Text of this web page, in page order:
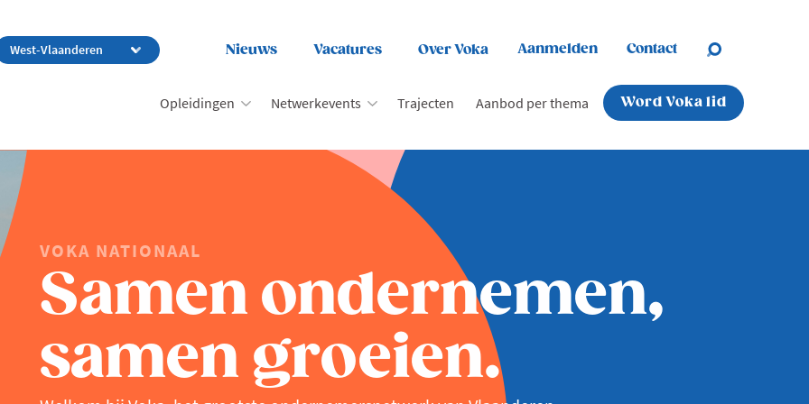
Nieuws Vacatures Over Voka Aanmelden Contact
Opleidingen Netwerkevents Trajecten Aanbod per thema Word Voka lid
VOKA NATIONAAL
Samen ondernemen,
samen groeien.